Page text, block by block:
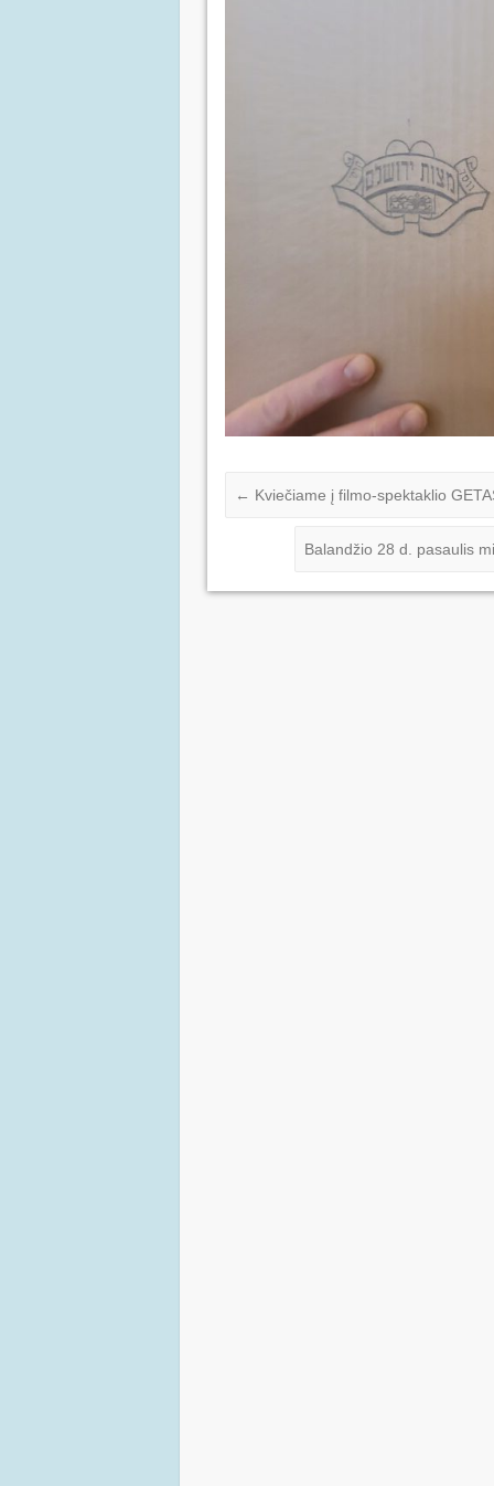
← Kviečiame į filmo-spektaklio
Balandžio 28 d. pasaulis